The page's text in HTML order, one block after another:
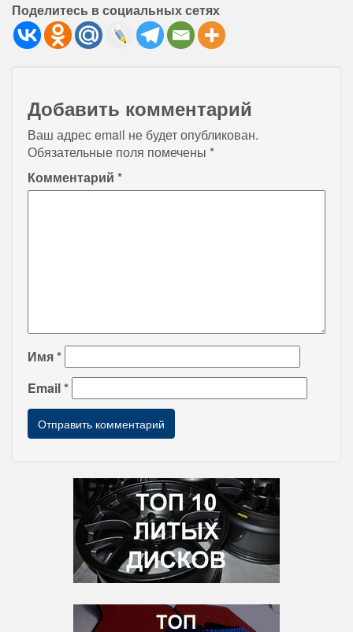
Поделитесь в социальных сетях
Добавить комментарий
Ваш адрес email не будет опубликован.
Обязательные поля помечены *
Комментарий *
Имя*
Email*